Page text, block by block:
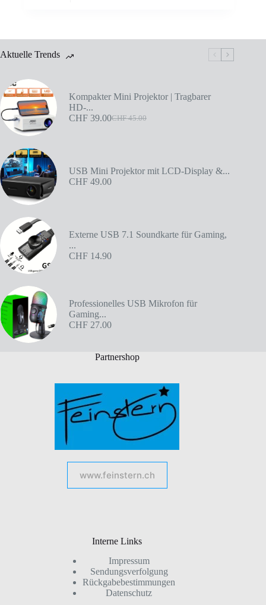
Aktuelle Trends
Kompakter Mini Projektor | Tragbarer
HD-...
CHF45.00
CHF 39.00
USB Mini Projektor mit LCD-Display &...
CHF 49.00
Externe USB 7.1 Soundkarte für Gaming,
...
CHF 14.90
Professionelles USB Mikrofon für
Gaming...
CHF 27.00
Partnershop
www.feinstern.ch
Interne Links
Impressum
Sendungsverfolgung
Rückgabebestimmungen
Datenschutz